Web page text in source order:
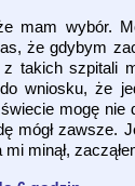
mam wybór.
że gdybym
takich szpitali
do wniosku, że
mogę nie
mógł zawsze.
mi minął,